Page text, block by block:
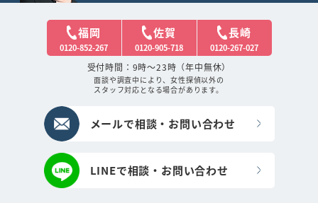
福岡
0120-852-267
佐賀
0120-905-718
長崎
0120-267-027
受付時間：9時～23時（年中無休）
面談や調査中により、女性探偵以外の
スタッフ対応となる場合があります。
メールで相談・お問い合わせ
LINEで相談・お問い合わせ